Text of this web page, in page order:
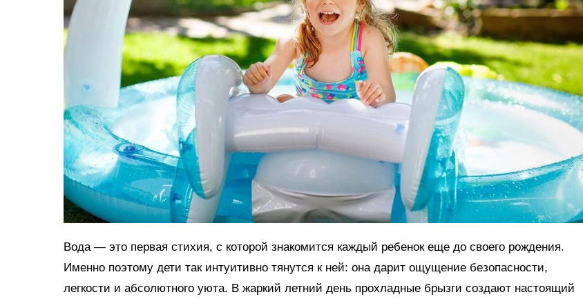
Вода — это первая стихия, с которой знакомится каждый ребенок еще до своего рождения.
Именно поэтому дети так интуитивно тянутся к ней: она дарит ощущение безопасности,
легкости и абсолютного уюта. В жаркий летний день прохладные брызги создают настоящий